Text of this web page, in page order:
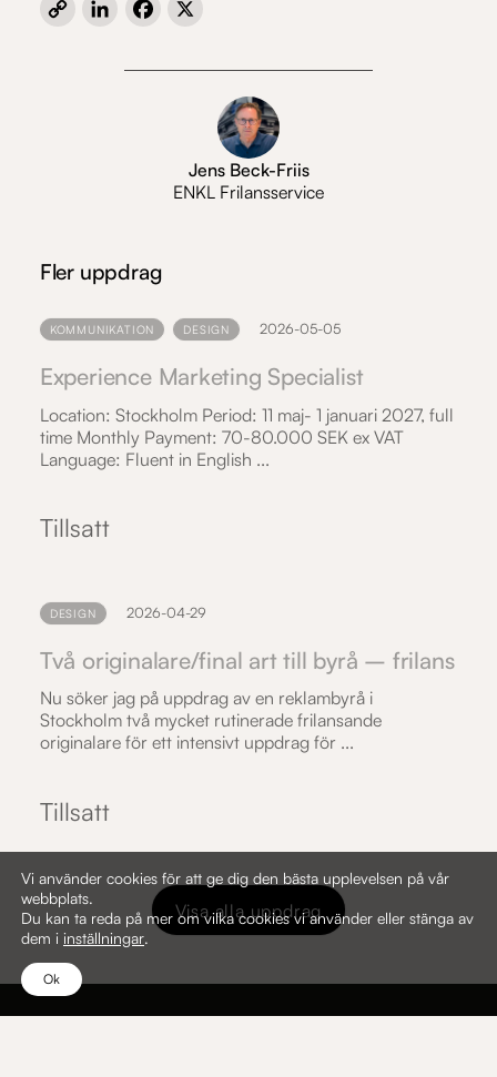
Jens Beck-Friis
ENKL Frilansservice
Fler uppdrag
KOMMUNIKATION DESIGN 2026-05-05
Experience Marketing Specialist
Location: Stockholm Period: 11 maj- 1 januari 2027, full
time Monthly Payment: 70-80.000 SEK ex VAT
Language: Fluent in English ...
Tillsatt
DESIGN 2026-04-29
Två originalare/final art till byrå – frilans
Nu söker jag på uppdrag av en reklambyrå i
Stockholm två mycket rutinerade frilansande
originalare för ett intensivt uppdrag för ...
Tillsatt
Visa alla uppdrag
Vi använder cookies för att ge dig den bästa upplevelsen på vår
webbplats.
Du kan ta reda på mer om vilka cookies vi använder eller stänga av
dem i inställningar.
Ok